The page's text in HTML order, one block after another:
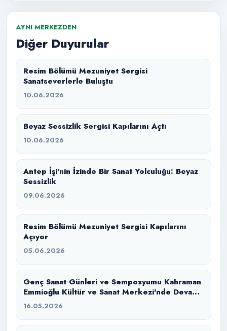
AYNI MERKEZDEN
Diğer Duyurular
Resim Bölümü Mezuniyet Sergisi
Sanatseverlerle Buluştu
10.06.2026
Beyaz Sessizlik Sergisi Kapılarını Açtı
10.06.2026
Antep İşi'nin İzinde Bir Sanat Yolculuğu: Beyaz
Sessizlik
09.06.2026
Resim Bölümü Mezuniyet Sergisi Kapılarını
Açıyor
05.06.2026
Genç Sanat Günleri ve Sempozyumu Kahraman
Emmioğlu Kültür ve Sanat Merkezi'nde Devam
Ediyor
16.05.2026